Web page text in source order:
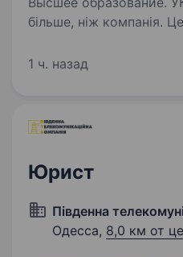
більше, ніж компанія.
в Україні.УКРЕКОПРОМ
1 ч. назад
Юрист
Пiвденна
Одесса, 8,0 км от